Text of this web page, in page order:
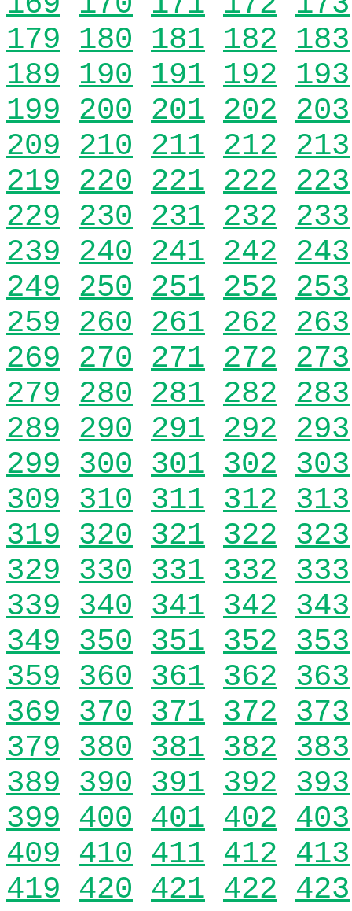
179 180 181 182 183
189 190 191 192 193
199 200 201 202 203
209 210 211 212 213
219 220 221 222 223
229 230 231 232 233
239 240 241 242 243
249 250 251 252 253
259 260 261 262 263
269 270 271 272 273
279 280 281 282 283
289 290 291 292 293
299 300 301 302 303
309 310 311 312 313
319 320 321 322 323
329 330 331 332 333
339 340 341 342 343
349 350 351 352 353
359 360 361 362 363
369 370 371 372 373
379 380 381 382 383
389 390 391 392 393
399 400 401 402 403
409 410 411 412 413
419 420 421 422 423